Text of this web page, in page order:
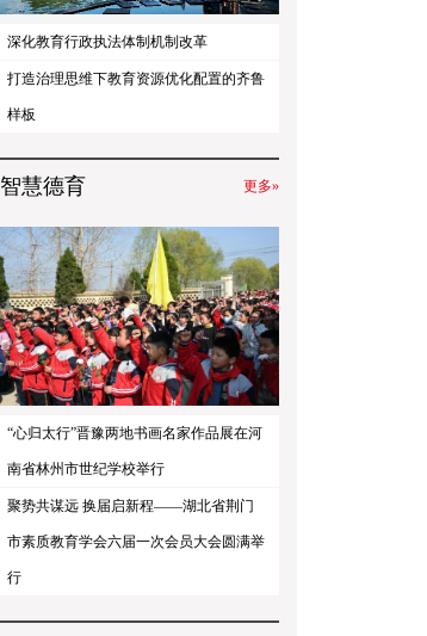
深化教育行政执法体制机制改革
打造治理思维下教育资源优化配置的齐鲁
样板
智慧德育 更多»
“心归太行”晋豫两地书画名家作品展在河
南省林州市世纪学校举行
聚势共谋远 换届启新程——湖北省荆门
市素质教育学会六届一次会员大会圆满举
行